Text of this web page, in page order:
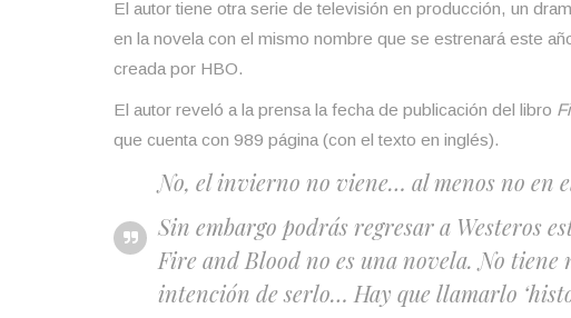
El autor tiene otra serie de televisión en producción, un
en la novela con el mismo nombre que se estrenará este
creada por HBO.
El autor reveló a la prensa la fecha de publicación del libro
que cuenta con 989 página (con el texto en inglés).
No, el invierno no viene… al menos no en
Sin embargo podrás regresar a Westeros
Fire and Blood no es una novela. No
intención de serlo… Hay que llamarlo